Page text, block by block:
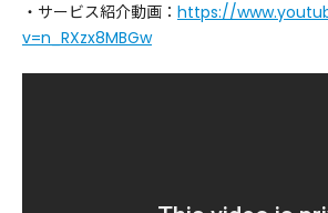
・サービス紹介動画： https://
v=n_RXzx8MBGw